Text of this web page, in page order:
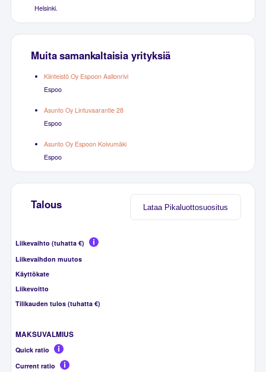
Helsinki.
Muita samankaltaisia yrityksiä
Kiinteistö Oy Espoon Aallonrivi
Espoo
Asunto Oy Lintuvaarantie 28
Espoo
Asunto Oy Espoon Koivumäki
Espoo
Lataa Pikaluottosuositus
Talous
Liikevaihto (tuhatta €)
Liikevaihdon muutos
Käyttökate
Liikevoitto
Tilikauden tulos (tuhatta €)
MAKSUVALMIUS
Quick ratio
Current ratio